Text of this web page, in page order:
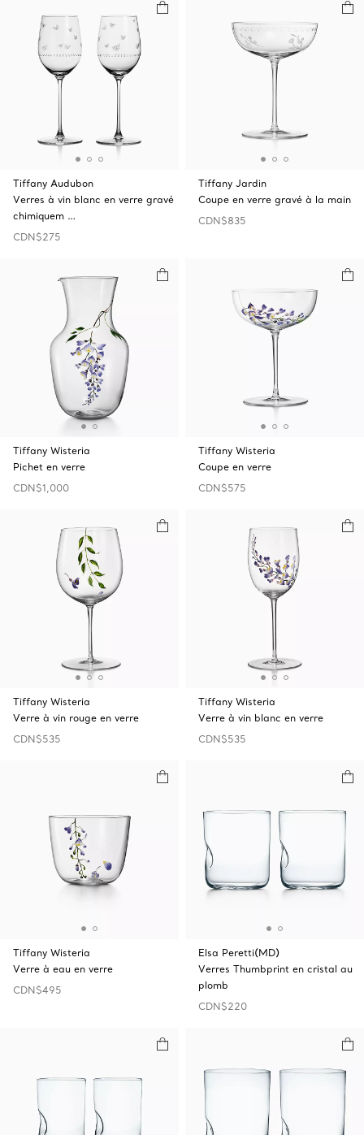
Tiffany Audubon
Verres à vin blanc en verre gravé
chimiquem …
CDN$275
Tiffany Jardin
Coupe en verre gravé à la main
CDN$835
Tiffany Wisteria
Pichet en verre
CDN$1,000
Tiffany Wisteria
Coupe en verre
CDN$575
Tiffany Wisteria
Verre à vin rouge en verre
CDN$535
Tiffany Wisteria
Verre à vin blanc en verre
CDN$535
Tiffany Wisteria
Verre à eau en verre
CDN$495
Elsa Peretti(MD)
Verres Thumbprint en cristal au
plomb
CDN$220